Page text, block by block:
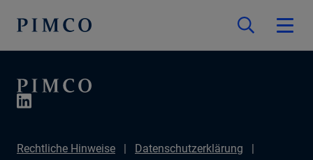
Rechtliche Hinweise
Datenschutzerklärung